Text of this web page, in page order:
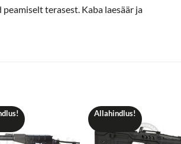
terasest. Kaba laesäär ja
Allahindlus!